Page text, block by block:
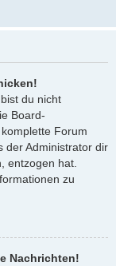
du nicht
Board-
Forum
der Administrator dir
entzogen hat.
zu
Nachrichten!